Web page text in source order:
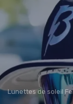
Lunettes de soleil